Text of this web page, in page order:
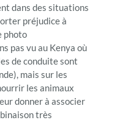
dans des situations
préjudice à
photo
pas vu au Kenya où
de conduite sont
mais sur les
les animaux
donner à associer
très